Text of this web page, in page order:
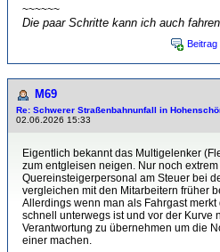
~~~~~~
Die paar Schritte kann ich auch
Beitrag
M69
Re: Schwerer Straßenbahnunfall in
02.06.2026 15:33
Eigentlich bekannt das Multigelenker
zum entgleisen neigen. Nur noch
Quereinsteigerpersonal am Steuer bei
vergleichen mit den Mitarbeitern früher
Allerdings wenn man als Fahrgast
schnell unterwegs ist und vor der Kurve
Verantwortung zu übernehmen um die
einer machen.